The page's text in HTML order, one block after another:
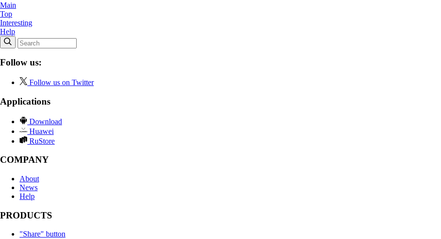
Main
Top
Interesting
Help
Follow us:
Follow us on Twitter
Applications
Download
Huawei
RuStore
COMPANY
About
News
Help
PRODUCTS
"Share" button